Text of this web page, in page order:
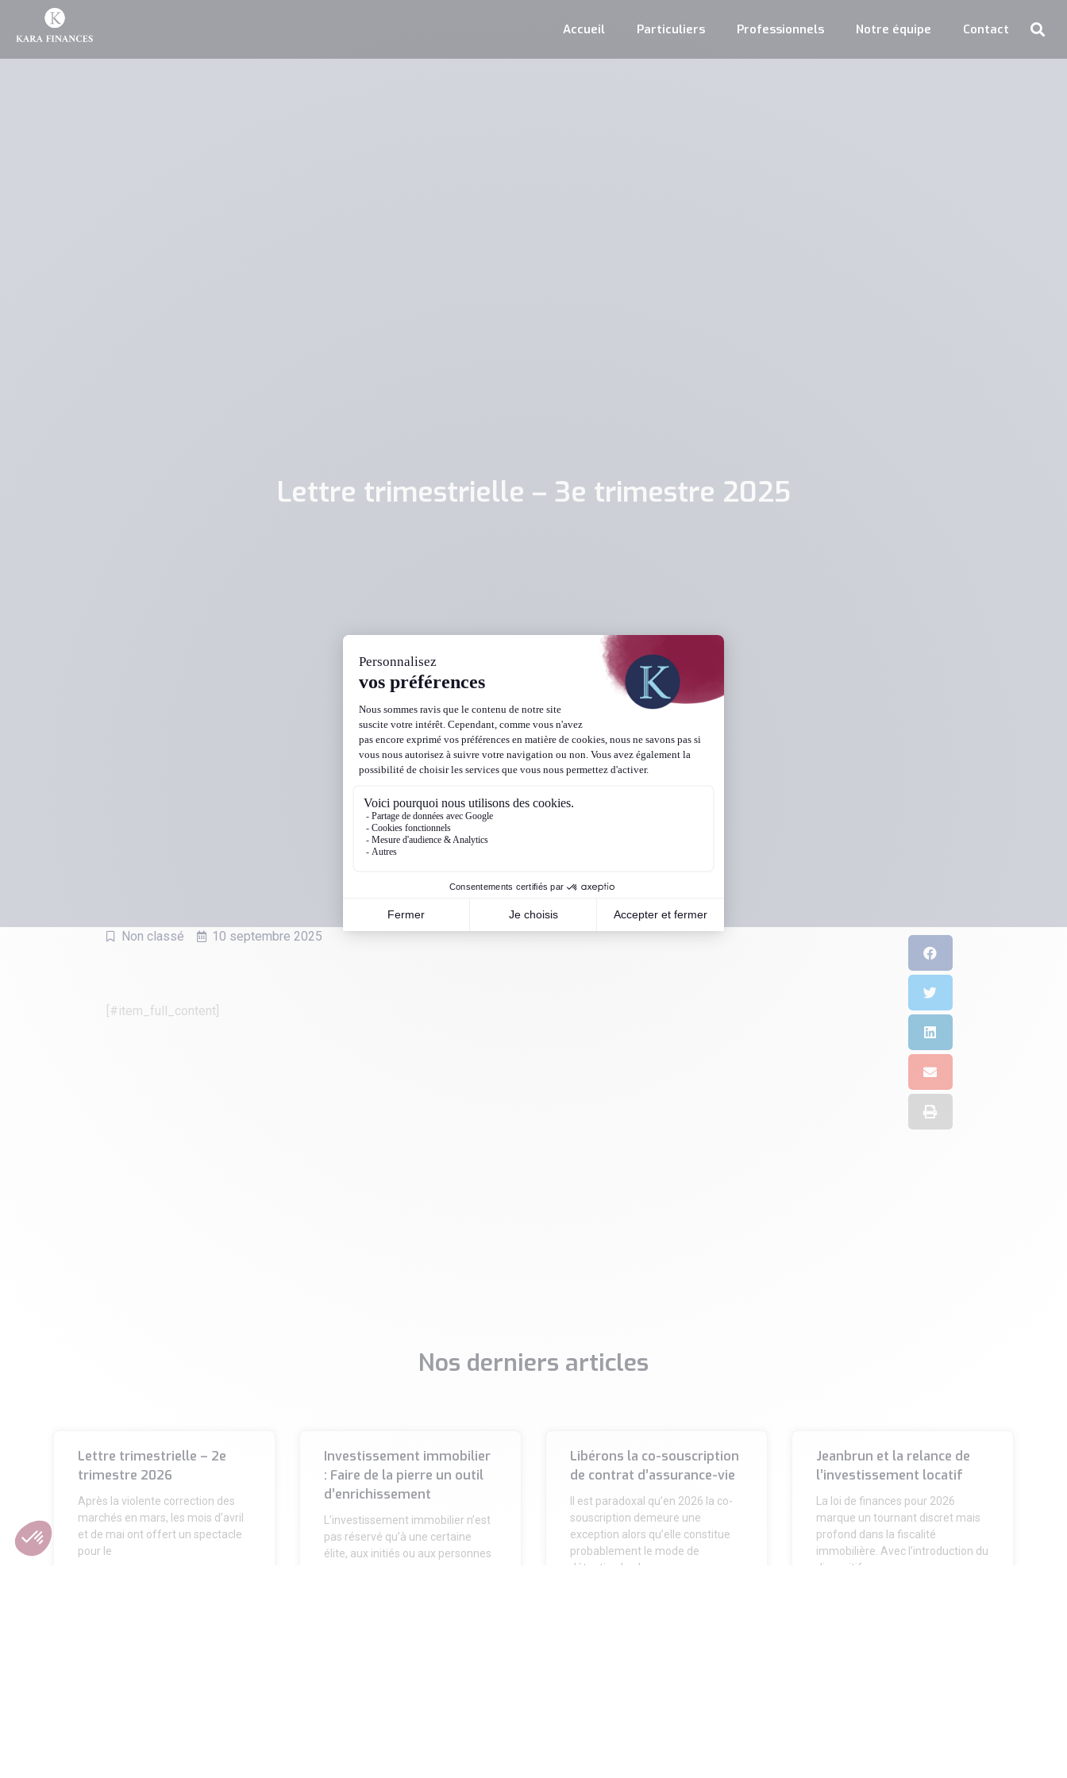
Accueil Particuliers Professionnels Notre équipe Contact
Lettre trimestrielle – 3e trimestre 2025
Non classé 10 septembre 2025
[#item_full_content]
Nos derniers articles
Lettre trimestrielle – 2e
trimestre 2026
Après la violente correction des
marchés en mars, les mois d’avril
et de mai ont offert un spectacle
pour le
Investissement immobilier
: Faire de la pierre un outil
d’enrichissement
L’investissement immobilier n’est
pas réservé qu’à une certaine
élite, aux initiés ou aux personnes
Libérons la co-souscription
de contrat d’assurance-vie
Il est paradoxal qu’en 2026 la co-
souscription demeure une
exception alors qu’elle constitue
probablement le mode de
détention le plus
Jeanbrun et la relance de
l’investissement locatif
La loi de finances pour 2026
marque un tournant discret mais
profond dans la fiscalité
immobilière. Avec l’introduction du
dispositif